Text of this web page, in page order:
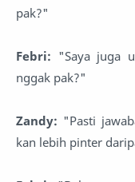
pak?"
Febri: "Saya juga
nggak pak?"
Zandy: "Pasti
kan lebih pinter